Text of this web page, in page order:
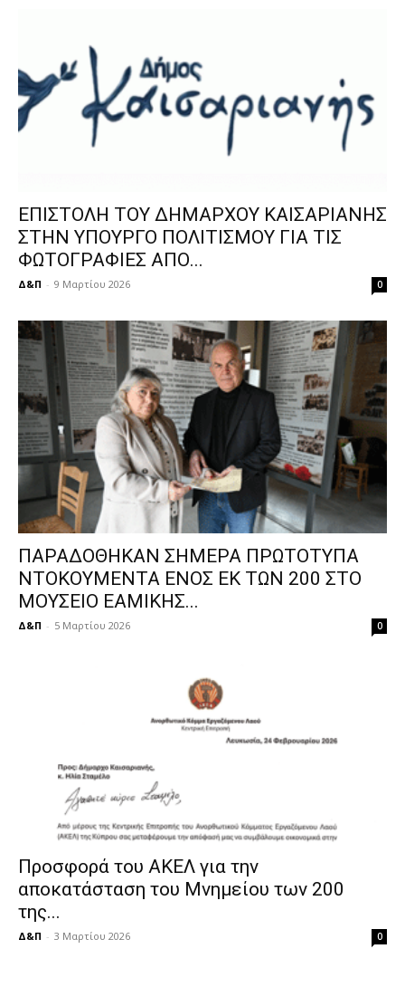
ΕΠΙΣΤΟΛΗ ΤΟΥ ΔΗΜΑΡΧΟΥ ΚΑΙΣΑΡΙΑΝΗΣ
ΣΤΗΝ ΥΠΟΥΡΓΟ ΠΟΛΙΤΙΣΜΟΥ ΓΙΑ ΤΙΣ
ΦΩΤΟΓΡΑΦΙΕΣ ΑΠΟ...
Δ&Π - 9 Μαρτίου 2026 0
ΠΑΡΑΔΟΘΗΚΑΝ ΣΗΜΕΡΑ ΠΡΩΤΟΤΥΠΑ
ΝΤΟΚΟΥΜΕΝΤΑ ΕΝΟΣ ΕΚ ΤΩΝ 200 ΣΤΟ
ΜΟΥΣΕΙΟ ΕΑΜΙΚΗΣ...
Δ&Π - 5 Μαρτίου 2026 0
Προσφορά του ΑΚΕΛ για την
αποκατάσταση του Μνημείου των 200
της...
Δ&Π - 3 Μαρτίου 2026 0